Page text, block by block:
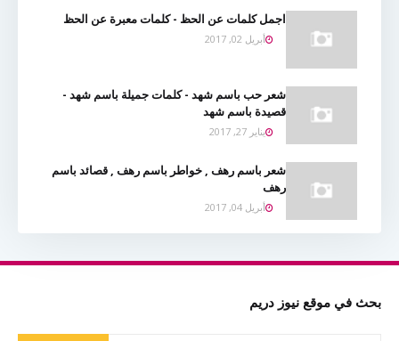
اجمل كلمات عن الحظ - كلمات معبرة عن الحظ
أبريل 02, 2017
شعر حب باسم شهد - كلمات جميلة باسم شهد -
قصيدة باسم شهد
يناير 27, 2017
شعر باسم رهف , خواطر باسم رهف , قصائد باسم
رهف
أبريل 04, 2017
بحث في موقع نيوز دريم